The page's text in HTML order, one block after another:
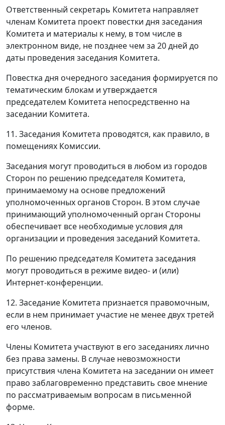
Ответственный секретарь Комитета направляет
членам Комитета проект повестки дня заседания
Комитета и материалы к нему, в том числе в
электронном виде, не позднее чем за 20 дней до
даты проведения заседания Комитета.
Повестка дня очередного заседания формируется по
тематическим блокам и утверждается
председателем Комитета непосредственно на
заседании Комитета.
11. Заседания Комитета проводятся, как правило, в
помещениях Комиссии.
Заседания могут проводиться в любом из городов
Сторон по решению председателя Комитета,
принимаемому на основе предложений
уполномоченных органов Сторон. В этом случае
принимающий уполномоченный орган Стороны
обеспечивает все необходимые условия для
организации и проведения заседаний Комитета.
По решению председателя Комитета заседания
могут проводиться в режиме видео- и (или)
Интернет-конференции.
12. Заседание Комитета признается правомочным,
если в нем принимает участие не менее двух третей
его членов.
Члены Комитета участвуют в его заседаниях лично
без права замены. В случае невозможности
присутствия члена Комитета на заседании он имеет
право заблаговременно представить свое мнение
по рассматриваемым вопросам в письменной
форме.